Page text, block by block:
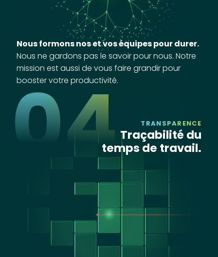
Nous formons nos et vos équipes pour durer.
Nous ne gardons pas le savoir pour nous. Notre
mission est aussi de vous faire grandir pour
booster votre productivité.
04 TRANSPARENCE
Traçabilité du
temps de travail.